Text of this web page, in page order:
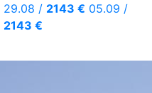
29.08 / 2143 € 05.09 /
2143 €